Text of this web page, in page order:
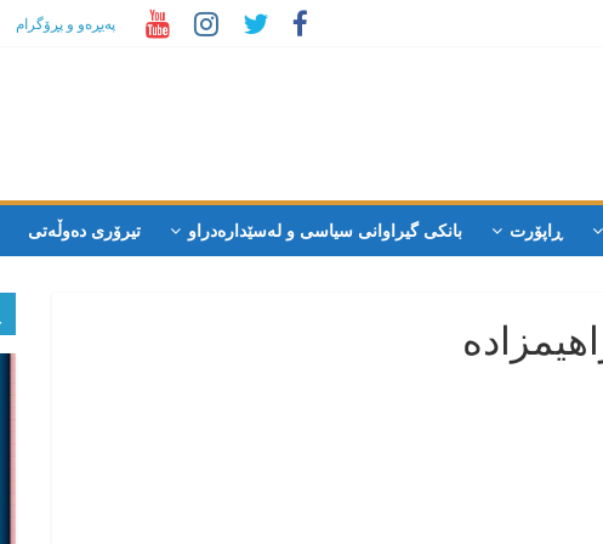
پەیڕەو و پڕۆگرام
ڕاپۆرت بانکی گیراوانی سیاسی و لەسێدارەدراو تیرۆری دەوڵەتی